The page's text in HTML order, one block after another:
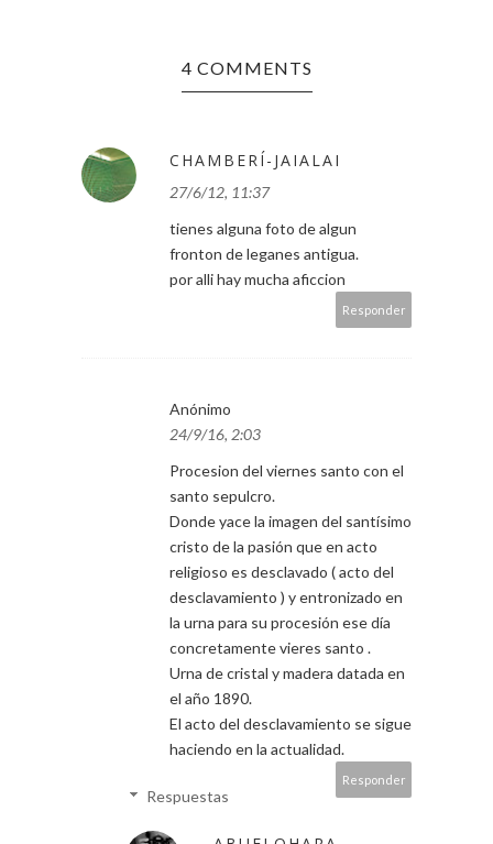
4 COMMENTS
CHAMBERÍ-JAIALAI
27/6/12, 11:37
tienes alguna foto de algun
fronton de leganes antigua.
por alli hay mucha aficcion
Responder
Anónimo
24/9/16, 2:03
Procesion del viernes santo con el
santo sepulcro.
Donde yace la imagen del santísimo
cristo de la pasión que en acto
religioso es desclavado ( acto del
desclavamiento ) y entronizado en
la urna para su procesión ese día
concretamente vieres santo .
Urna de cristal y madera datada en
el año 1890.
El acto del desclavamiento se sigue
haciendo en la actualidad.
Responder
Respuestas